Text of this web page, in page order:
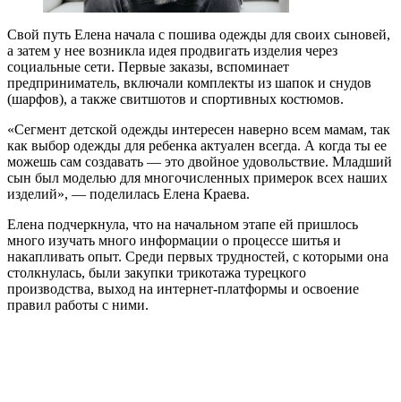
Свой путь Елена начала с пошива одежды для своих сыновей,
а затем у нее возникла идея продвигать изделия через
социальные сети. Первые заказы, вспоминает
предприниматель, включали комплекты из шапок и снудов
(шарфов), а также свитшотов и спортивных костюмов.
«Сегмент детской одежды интересен наверно всем мамам, так
как выбор одежды для ребенка актуален всегда. А когда ты ее
можешь сам создавать — это двойное удовольствие. Младший
сын был моделью для многочисленных примерок всех наших
изделий», — поделилась Елена Краева.
Елена подчеркнула, что на начальном этапе ей пришлось
много изучать много информации о процессе шитья и
накапливать опыт. Среди первых трудностей, с которыми она
столкнулась, были закупки трикотажа турецкого
производства, выход на интернет-платформы и освоение
правил работы с ними.